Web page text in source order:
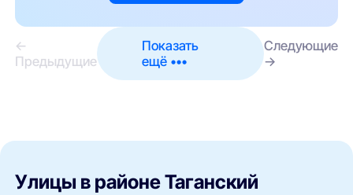
←
Предыдущие
Показать
ещё •••
Следующие
→
Улицы в районе Таганский